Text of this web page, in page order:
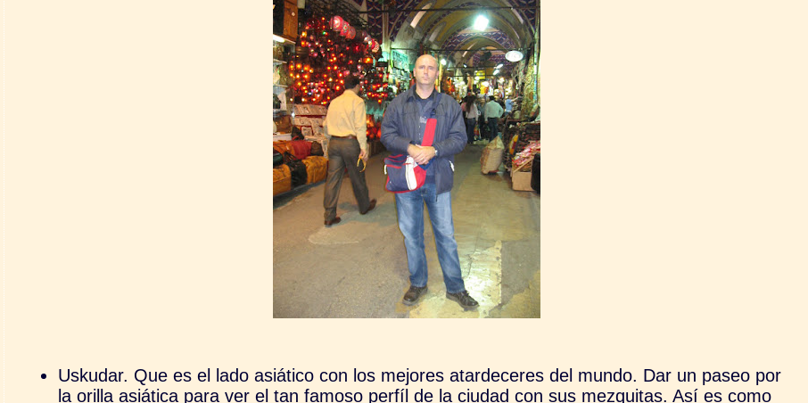
Uskudar. Que es el lado asiático con los mejores atardeceres del mundo. Dar un paseo por
la orilla asiática para ver el tan famoso perfíl de la ciudad con sus mezquitas. Así es como